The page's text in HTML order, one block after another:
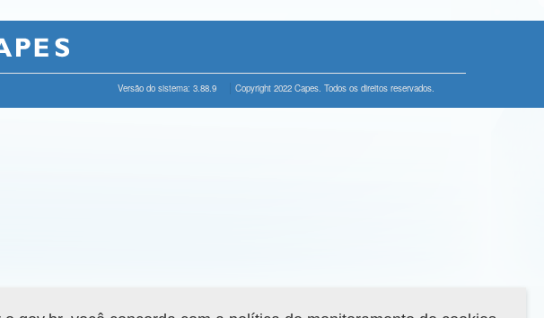
Versão do sistema: 3.88.9 Copyright 2022 Capes. Todos os direitos reservados.